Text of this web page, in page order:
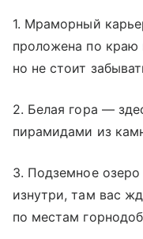
1. Мраморный
проложена по краю
но не стоит
2. Белая гора —
пирамидами из
3. Подземное
изнутри, там вас
по местам